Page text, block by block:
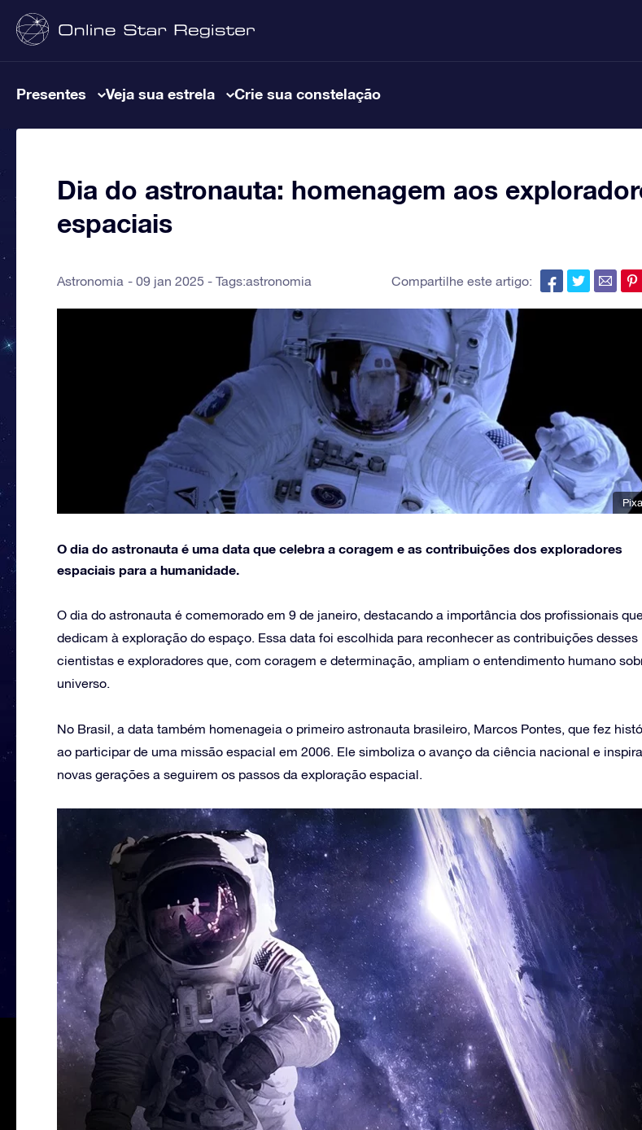
Presentes Veja sua estrela Crie sua constelação
Dia do astronauta: homenagem aos
espaciais
Astronomia 09 jan 2025 - Tags:astronomia Compartilhe este artigo:
O dia do astronauta é uma data que celebra a coragem e as contribuições dos exploradores
espaciais para a humanidade.
O dia do astronauta é comemorado em 9 de janeiro, destacando a importância dos profissionais
dedicam à exploração do espaço. Essa data foi escolhida para reconhecer as contribuições desses
cientistas e exploradores que, com coragem e determinação, ampliam o entendimento humano
universo.
No Brasil, a data também homenageia o primeiro astronauta brasileiro, Marcos Pontes, que fez
ao participar de uma missão espacial em 2006. Ele simboliza o avanço da ciência nacional e inspira
novas gerações a seguirem os passos da exploração espacial.